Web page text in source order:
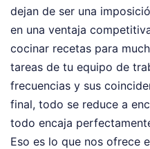
dejan de ser una
en una ventaja
cocinar recetas para
tareas de tu equipo de
frecuencias y sus
final, todo se reduce a
todo encaja
Eso es lo que nos ofrece